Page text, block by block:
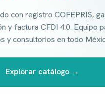
con registro COFEPRIS,
y factura CFDI 4.0. Equipo
y consultorios en todo
Explorar catálogo →